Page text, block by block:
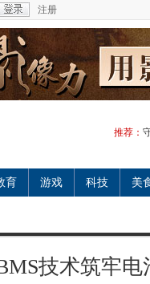
注册
推荐：
育 游戏 科技 美
技术筑牢电